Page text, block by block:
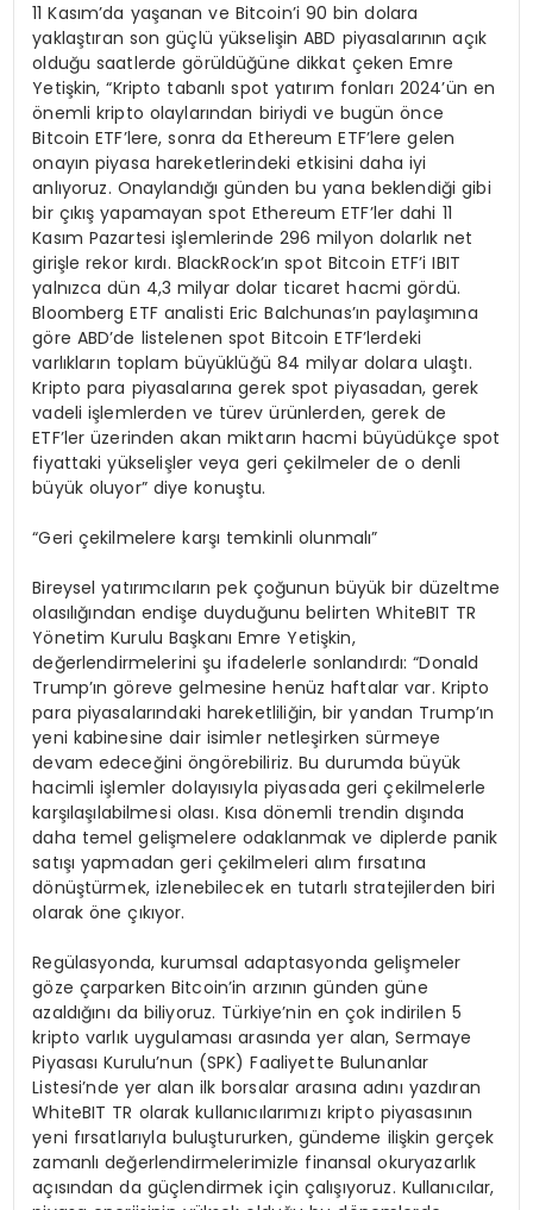
11 Kasım’da yaşanan ve Bitcoin’i 90 bin dolara
yaklaştıran son güçlü yükselişin ABD piyasalarının açık
olduğu saatlerde görüldüğüne dikkat çeken Emre
Yetişkin, “Kripto tabanlı spot yatırım fonları 2024’ün en
önemli kripto olaylarından biriydi ve bugün önce
Bitcoin ETF’lere, sonra da Ethereum ETF’lere gelen
onayın piyasa hareketlerindeki etkisini daha iyi
anlıyoruz. Onaylandığı günden bu yana beklendiği gibi
bir çıkış yapamayan spot Ethereum ETF’ler dahi 11
Kasım Pazartesi işlemlerinde 296 milyon dolarlık net
girişle rekor kırdı. BlackRock’ın spot Bitcoin ETF’i IBIT
yalnızca dün 4,3 milyar dolar ticaret hacmi gördü.
Bloomberg ETF analisti Eric Balchunas’ın paylaşımına
göre ABD’de listelenen spot Bitcoin ETF’lerdeki
varlıkların toplam büyüklüğü 84 milyar dolara ulaştı.
Kripto para piyasalarına gerek spot piyasadan, gerek
vadeli işlemlerden ve türev ürünlerden, gerek de
ETF’ler üzerinden akan miktarın hacmi büyüdükçe spot
fiyattaki yükselişler veya geri çekilmeler de o denli
büyük oluyor” diye konuştu.
“Geri çekilmelere karşı temkinli olunmalı”
Bireysel yatırımcıların pek çoğunun büyük bir düzeltme
olasılığından endişe duyduğunu belirten WhiteBIT TR
Yönetim Kurulu Başkanı Emre Yetişkin,
değerlendirmelerini şu ifadelerle sonlandırdı: “Donald
Trump’ın göreve gelmesine henüz haftalar var. Kripto
para piyasalarındaki hareketliliğin, bir yandan Trump’ın
yeni kabinesine dair isimler netleşirken sürmeye
devam edeceğini öngörebiliriz. Bu durumda büyük
hacimli işlemler dolayısıyla piyasada geri çekilmelerle
karşılaşılabilmesi olası. Kısa dönemli trendin dışında
daha temel gelişmelere odaklanmak ve diplerde panik
satışı yapmadan geri çekilmeleri alım fırsatına
dönüştürmek, izlenebilecek en tutarlı stratejilerden biri
olarak öne çıkıyor.
Regülasyonda, kurumsal adaptasyonda gelişmeler
göze çarparken Bitcoin’in arzının günden güne
azaldığını da biliyoruz. Türkiye’nin en çok indirilen 5
kripto varlık uygulaması arasında yer alan, Sermaye
Piyasası Kurulu’nun (SPK) Faaliyette Bulunanlar
Listesi’nde yer alan ilk borsalar arasına adını yazdıran
WhiteBIT TR olarak kullanıcılarımızı kripto piyasasının
yeni fırsatlarıyla buluştururken, gündeme ilişkin gerçek
zamanlı değerlendirmelerimizle finansal okuryazarlık
açısından da güçlendirmek için çalışıyoruz. Kullanıcılar,